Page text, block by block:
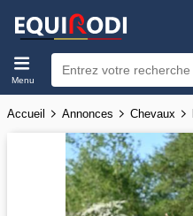
Menu
Accueil Annonces Chevaux